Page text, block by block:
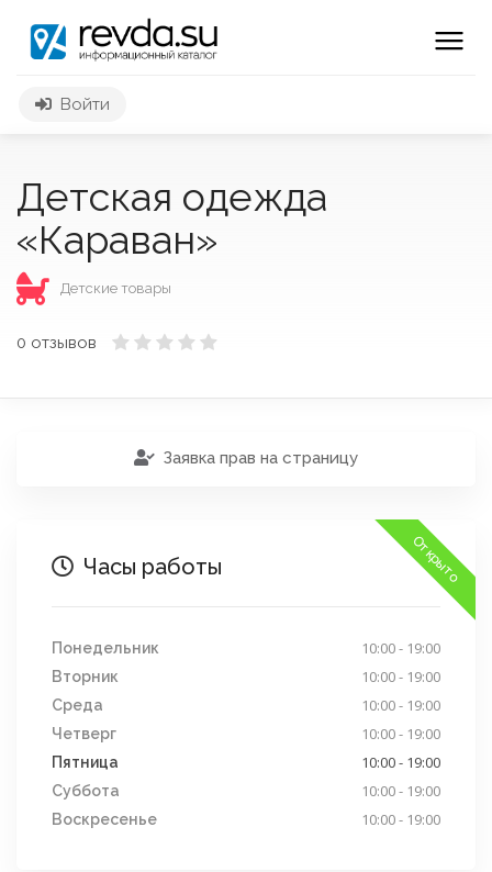
Войти
Детская одежда
«Караван»
Детские товары
0 отзывов
Заявка прав на страницу
Открыто
Часы работы
Понедельник 10:00 - 19:00
Вторник 10:00 - 19:00
Среда 10:00 - 19:00
Четверг 10:00 - 19:00
Пятница 10:00 - 19:00
Суббота 10:00 - 19:00
Воскресенье 10:00 - 19:00